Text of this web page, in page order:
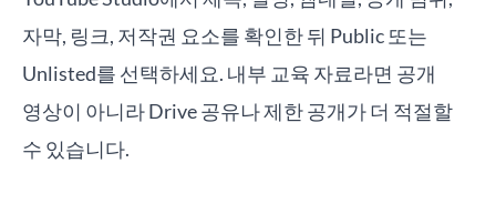
자막, 링크, 저작권 요소를 확인한 뒤 Public 또는
Unlisted를 선택하세요. 내부 교육 자료라면 공개
영상이 아니라 Drive 공유나 제한 공개가 더 적절할
수 있습니다.